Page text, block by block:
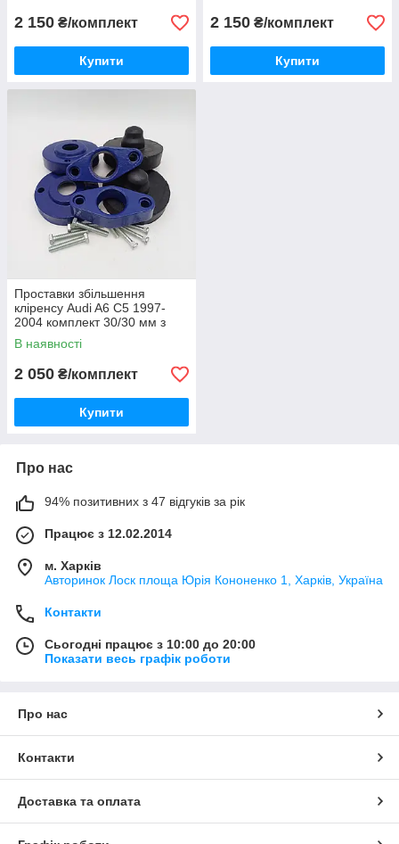
2 150 ₴/комплект
Купити
2 150 ₴/комплект
Купити
Проставки збільшення
кліренсу Audi A6 C5 1997-
2004 комплект 30/30 мм з
антикор.кр.
В наявності
2 050 ₴/комплект
Купити
Про нас
94% позитивних з 47 відгуків за рік
Працює з 12.02.2014
м. Харків
Авторинок Лоск площа Юрія Кононенко 1, Харків, Україна
Контакти
Сьогодні працює з 10:00 до 20:00
Показати весь графік роботи
Про нас
Контакти
Доставка та оплата